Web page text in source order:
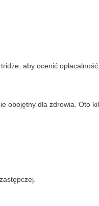
aby ocenić opłacalność.
obojętny dla zdrowia. Oto